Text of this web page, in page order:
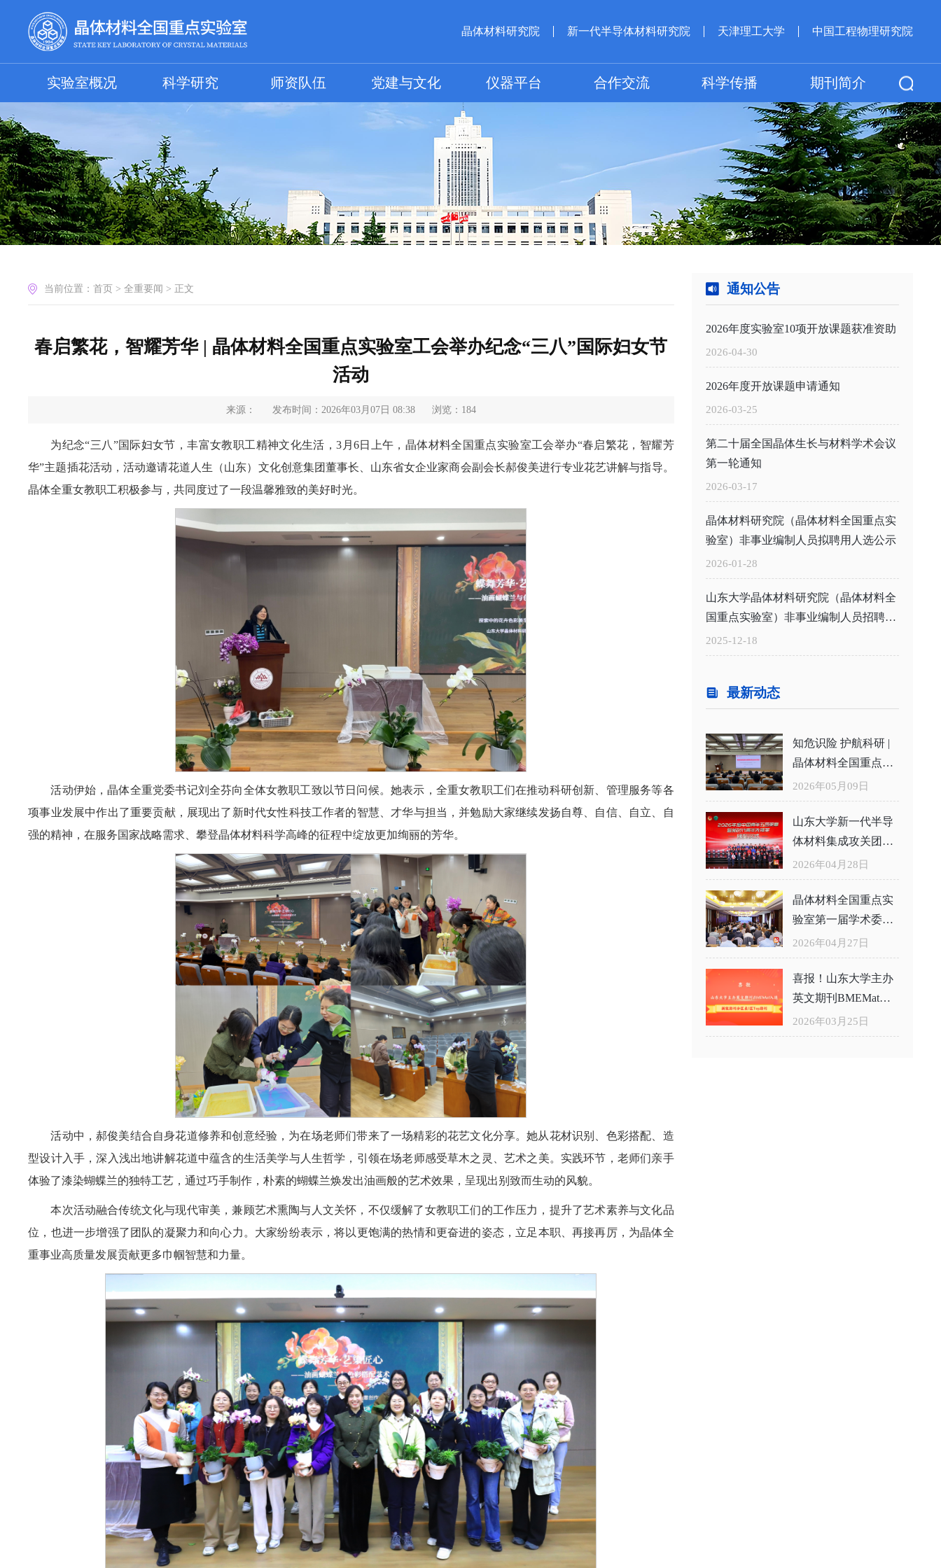
晶体材料研究院 新一代半导体材料研究院 天津理工大学 中国工程物理研究院
实验室概况 科学研究 师资队伍 党建与文化 仪器平台 合作交流 科学传播 期刊简介
当前位置： 首页 > 全重要闻 > 正文
春启繁花，智耀芳华 | 晶体材料全国重点实验室工会举办纪念“三八”国际妇女节
活动
来源： 发布时间：2026年03月07日 08:38 浏览： 184
为纪念“三八”国际妇女节，丰富女教职工精神文化生活，3月6日上午，晶体材料全国重点实验室工会举办“春启繁花，智耀芳
华”主题插花活动，活动邀请花道人生（山东）文化创意集团董事长、山东省女企业家商会副会长郝俊美进行专业花艺讲解与指导。
晶体全重女教职工积极参与，共同度过了一段温馨雅致的美好时光。
活动伊始，晶体全重党委书记刘全芬向全体女教职工致以节日问候。她表示，全重女教职工们在推动科研创新、管理服务等各
项事业发展中作出了重要贡献，展现出了新时代女性科技工作者的智慧、才华与担当，并勉励大家继续发扬自尊、自信、自立、自
强的精神，在服务国家战略需求、攀登晶体材料科学高峰的征程中绽放更加绚丽的芳华。
活动中，郝俊美结合自身花道修养和创意经验，为在场老师们带来了一场精彩的花艺文化分享。她从花材识别、色彩搭配、造
型设计入手，深入浅出地讲解花道中蕴含的生活美学与人生哲学，引领在场老师感受草木之灵、艺术之美。实践环节，老师们亲手
体验了漆染蝴蝶兰的独特工艺，通过巧手制作，朴素的蝴蝶兰焕发出油画般的艺术效果，呈现出别致而生动的风貌。
本次活动融合传统文化与现代审美，兼顾艺术熏陶与人文关怀，不仅缓解了女教职工们的工作压力，提升了艺术素养与文化品
位，也进一步增强了团队的凝聚力和向心力。大家纷纷表示，将以更饱满的热情和更奋进的姿态，立足本职、再接再厉，为晶体全
重事业高质量发展贡献更多巾帼智慧和力量。
通知公告
2026年度实验室10项开放课题获准资助
2026-04-30
2026年度开放课题申请通知
2026-03-25
第二十届全国晶体生长与材料学术会议
第一轮通知
2026-03-17
晶体材料研究院（晶体材料全国重点实
验室）非事业编制人员拟聘用人选公示
2026-01-28
山东大学晶体材料研究院（晶体材料全
国重点实验室）非事业编制人员招聘公
告
2025-12-18
最新动态
知危识险 护航科研 |
晶体材料全国重点实
验室举办危化品安全
知识专题培训
2026年05月09日
山东大学新一代半导
体材料集成攻关团队
获评2026年度中国青
年五四奖章集体
2026年04月28日
晶体材料全国重点实
验室第一届学术委员
会二次会议举行
2026年04月27日
喜报！山东大学主办
英文期刊BMEMat入
选新锐期刊分区表1
区Top期刊
2026年03月25日